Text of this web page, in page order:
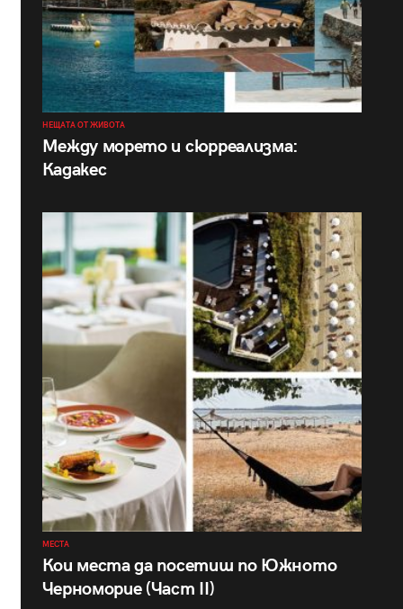
НЕЩАТА ОТ ЖИВОТА
Между морето и сюрреализма:
Кадакес
МЕСТА
Кои места да посетиш по Южното
Черноморие (Част II)